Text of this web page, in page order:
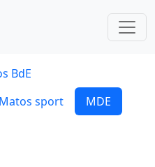
BdE
Matos sport
MDE